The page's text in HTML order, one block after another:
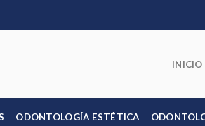
INICIO
ODONTOLOGÍA ESTÉTICA